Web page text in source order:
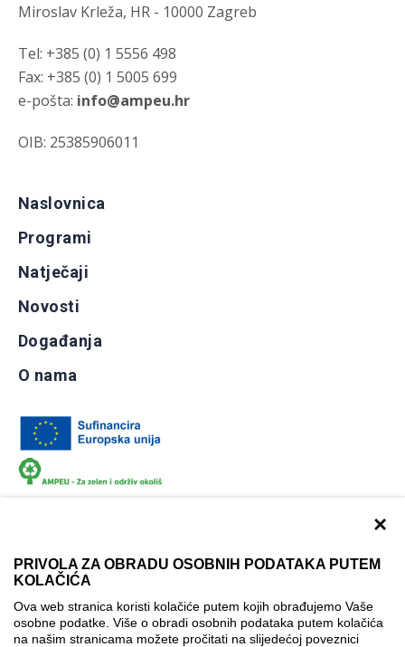
×
PRIVOLA ZA OBRADU OSOBNIH PODATAKA PUTEM
KOLAČIĆA
Ova web stranica koristi kolačiće putem kojih obrađujemo Vaše
osobne podatke. Više o obradi osobnih podataka putem kolačića
na našim stranicama možete pročitati na slijedećoj poveznici
Miroslav Krleža, HR - 10000 Zagreb
Tel: +385 (0) 1 5556 498
Fax: +385 (0) 1 5005 699
e-pošta: info@ampeu.hr
OIB: 25385906011
Naslovnica
Programi
Natječaji
Novosti
Događanja
O nama
Izjava o pristupačnosti
Politika korištenja kolačića
Postavke kolačića